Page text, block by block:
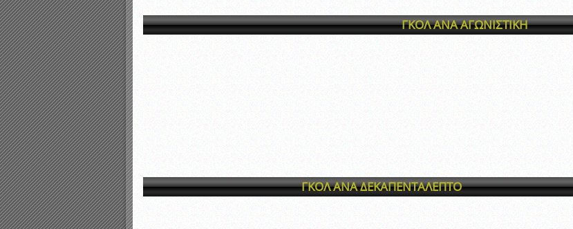
ΓΚΟΛ ΑΝΑ ΑΓΩΝΙΣΤΙΚΗ
ΓΚΟΛ ΑΝΑ ΔΕΚΑΠΕΝΤΑΛΕΠΤΟ